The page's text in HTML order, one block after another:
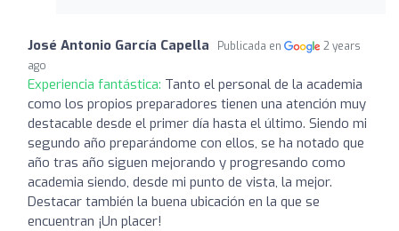
José Antonio García Capella Publicada en
2 years
ago
Experiencia fantástica: Tanto el personal de la academia
como los propios preparadores tienen una atención muy
destacable desde el primer día hasta el último. Siendo mi
segundo año preparándome con ellos, se ha notado que
año tras año siguen mejorando y progresando como
academia siendo, desde mi punto de vista, la mejor.
Destacar también la buena ubicación en la que se
encuentran ¡Un placer!